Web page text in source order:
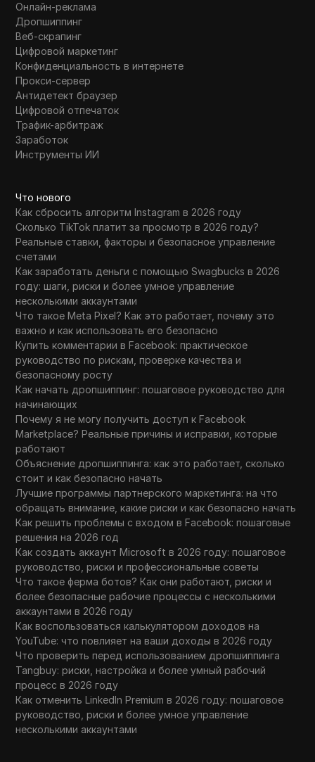
WebMoney
WeChat
Western Union
WhatsApp Business
Wish
Yahoo Gemini
YouTube Premium
Zalando
Онлайн-реклама
Дропшиппинг
Веб-скрапинг
Цифровой маркетинг
Конфиденциальность в интернете
Прокси-сервер
Антидетект браузер
Цифровой отпечаток
Трафик-арбитраж
Заработок
Инструменты ИИ
Что нового
Как сбросить алгоритм Instagram в 2026 году
Сколько TikTok платит за просмотр в 2026 году?
Реальные ставки, факторы и безопасное управление
счетами
Как заработать деньги с помощью Swagbucks в 2026
году: шаги, риски и более умное управление
несколькими аккаунтами
Что такое Meta Pixel? Как это работает, почему это
важно и как использовать его безопасно
Купить комментарии в Facebook: практическое
руководство по рискам, проверке качества и
безопасному росту
Как начать дропшиппинг: пошаговое руководство для
начинающих
Почему я не могу получить доступ к Facebook
Marketplace? Реальные причины и исправки, которые
работают
Объяснение дропшиппинга: как это работает, сколько
стоит и как безопасно начать
Лучшие программы партнерского маркетинга: на что
обращать внимание, какие риски и как безопасно начать
Как решить проблемы с входом в Facebook: пошаговые
решения на 2026 год
Как создать аккаунт Microsoft в 2026 году: пошаговое
руководство, риски и профессиональные советы
Что такое ферма ботов? Как они работают, риски и
более безопасные рабочие процессы с несколькими
аккаунтами в 2026 году
Как воспользоваться калькулятором доходов на
YouTube: что повлияет на ваши доходы в 2026 году
Что проверить перед использованием дропшиппинга
Tangbuy: риски, настройка и более умный рабочий
процесс в 2026 году
Как отменить LinkedIn Premium в 2026 году: пошаговое
руководство, риски и более умное управление
несколькими аккаунтами